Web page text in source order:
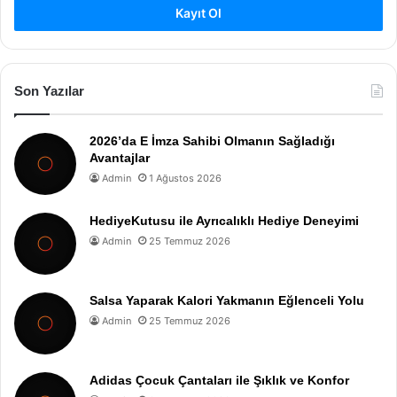
Kayıt Ol
Son Yazılar
2026’da E İmza Sahibi Olmanın Sağladığı
Avantajlar
Admin 1 Ağustos 2026
HediyeKutusu ile Ayrıcalıklı Hediye Deneyimi
Admin 25 Temmuz 2026
Salsa Yaparak Kalori Yakmanın Eğlenceli Yolu
Admin 25 Temmuz 2026
Adidas Çocuk Çantaları ile Şıklık ve Konfor